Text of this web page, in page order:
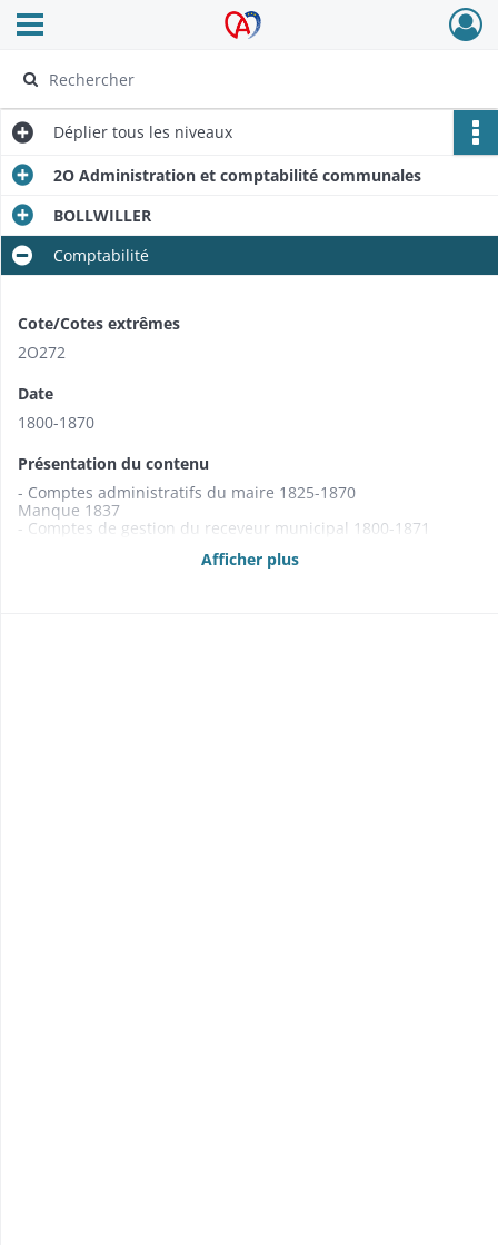
Archives Alsace - Colmar
Ouvrir le menu déroulant
Déplier tous les niveaux
2O Administration et comptabilité communales
BOLLWILLER
Comptabilité
Cote/Cotes extrêmes
2O272
Date
1800-1870
Présentation du contenu
- Comptes administratifs du maire 1825-1870
Manque 1837
- Comptes de gestion du receveur municipal 1800-1871
- Budgets 1841, 1861-1869Afficher plus